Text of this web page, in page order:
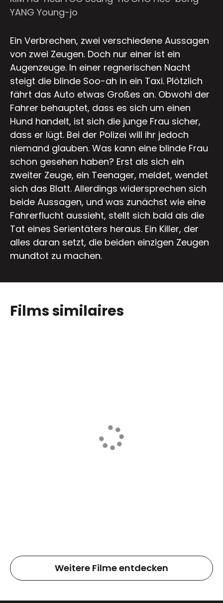
YANG Young-jo
Ein Verbrechen, zwei verschiedene Aussagen
von zwei Zeugen. Doch nur einer ist ein
Augenzeuge. In einer regnerischen Nacht
steigt die blinde Soo-ah in ein Taxi. Plötzlich
fährt das Auto etwas Großes an. Obwohl der
Fahrer behauptet, dass es sich um einen
Hund handelt, ist sich die junge Frau sicher,
dass er lügt. Bei der Polizei will ihr jedoch
niemand glauben. Was kann eine blinde Frau
schon gesehen haben? Erst als sich ein
zweiter Zeuge, ein Teenager, meldet, wendet
sich das Blatt. Allerdings widersprechen sich
beide Aussagen, und was zunächst wie eine
Fahrerflucht aussieht, stellt sich bald als die
Tat eines Serientäters heraus. Ein Killer, der
alles daran setzt, die beiden einzigen Zeugen
mundtot zu machen.
Films similaires
Weitere Filme entdecken